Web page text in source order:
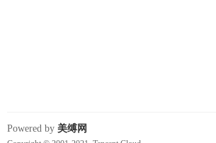
Powered by 美缚网